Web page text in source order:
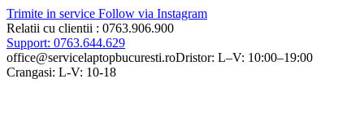
Trimite in service Follow via Instagram
Relatii cu clientii : 0763.906.900
Support: 0763.644.629
office@servicelaptopbucuresti.roDristor: L–V: 10:00–19:00
Crangasi: L-V: 10-18